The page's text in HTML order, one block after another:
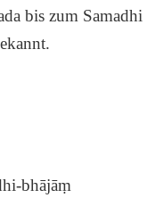
bis zum
bhājāṃ